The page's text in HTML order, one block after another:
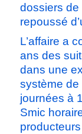
dossiers de
repoussé
L’affaire a
ans des
dans une
système de
journées à
Smic